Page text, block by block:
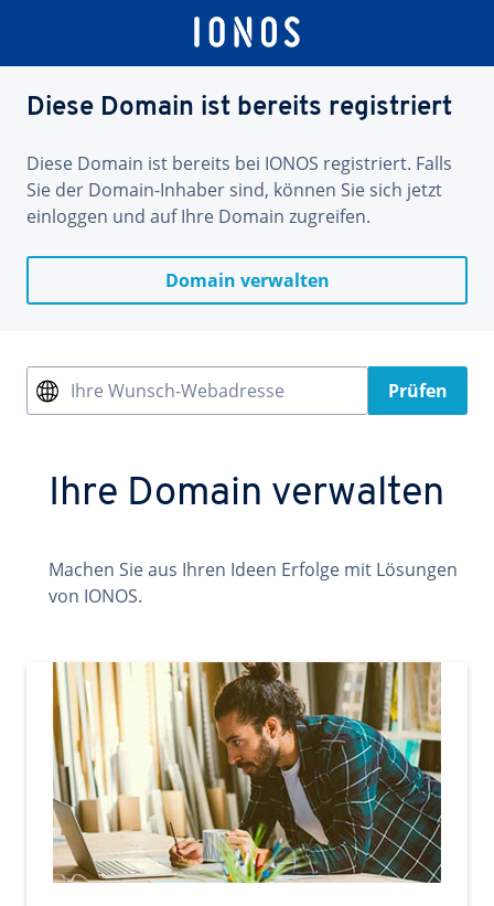
Diese Domain ist bereits registriert
Diese Domain ist bereits bei IONOS registriert. Falls
Sie der Domain-Inhaber sind, können Sie sich jetzt
einloggen und auf Ihre Domain zugreifen.
Domain verwalten
Ihre Wunsch-Webadresse Prüfen
Ihre Domain verwalten
Machen Sie aus Ihren Ideen Erfolge mit Lösungen
von IONOS.